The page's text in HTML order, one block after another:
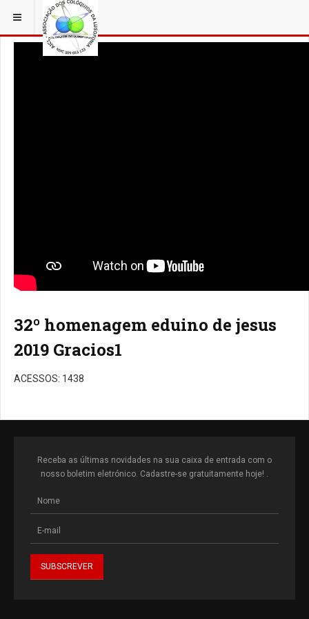
ESTÁ EM... 3 COLÓQUIOS
32º homenagem eduino de jesus
2019 Gracios1
ACESSOS: 1438
Receba as últimas novidades na sua caixa de entrada com o
nosso boletim eletrónico. Cadastre-se gratuitamente hoje! .